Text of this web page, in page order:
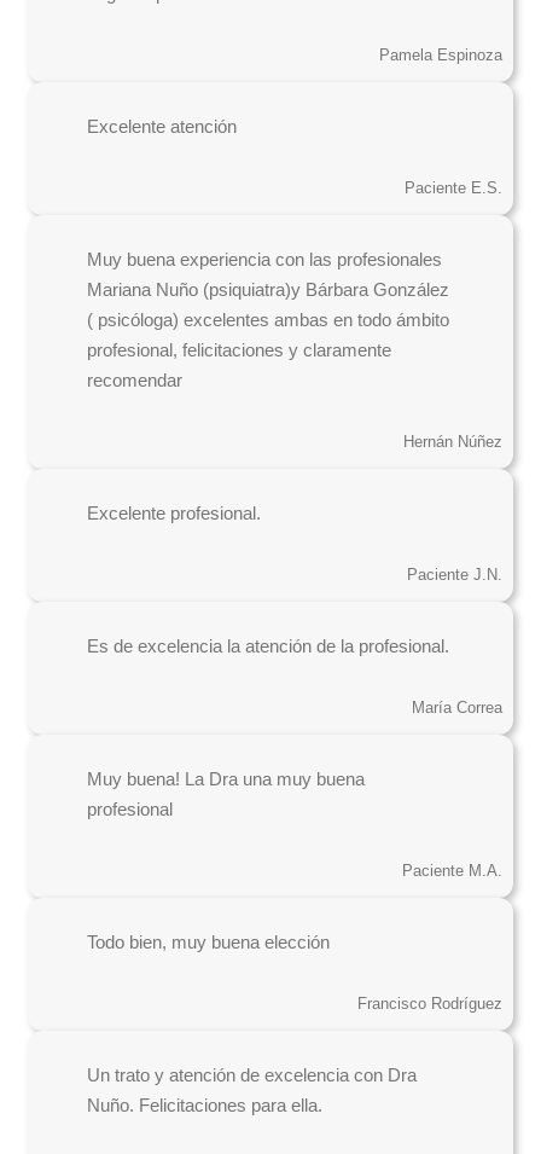
Pamela Espinoza
Excelente atención
Paciente E.S.
Muy buena experiencia con las profesionales
Mariana Nuño (psiquiatra)y Bárbara González
( psicóloga) excelentes ambas en todo ámbito
profesional, felicitaciones y claramente
recomendar
Hernán Núñez
Excelente profesional.
Paciente J.N.
Es de excelencia la atención de la profesional.
María Correa
Muy buena! La Dra una muy buena
profesional
Paciente M.A.
Todo bien, muy buena elección
Francisco Rodríguez
Un trato y atención de excelencia con Dra
Nuño. Felicitaciones para ella.